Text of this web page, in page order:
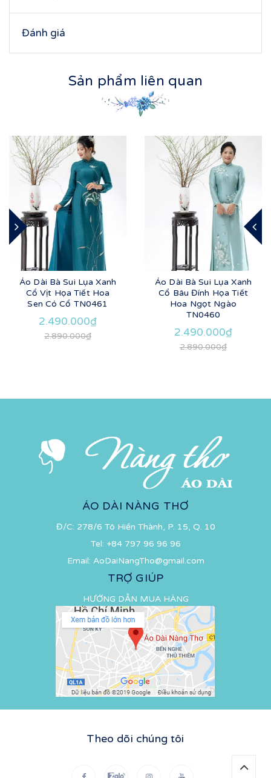
Đánh giá
Sản phẩm liên quan
Áo Dài Bà Sui Lụa Xanh
Cổ Vịt Họa Tiết Hoa
Sen Có Cổ TN0461
2.490.000₫
2.890.000₫
Áo Dài Bà Sui Lụa Xanh
Cổ Bâu Đính Họa Tiết
Hoa Ngọt Ngào
TN0460
2.490.000₫
2.890.000₫
ÁO DÀI NÀNG THƠ
Đ/C: 278/6 Tô Hiến Thành, P. 15, Q. 10
Tel: +84 797 96 96 96
Email: AoDaiNangTho@gmail.com
TRỢ GIÚP
HƯỚNG DẪN MUA HÀNG
Theo dõi chúng tôi